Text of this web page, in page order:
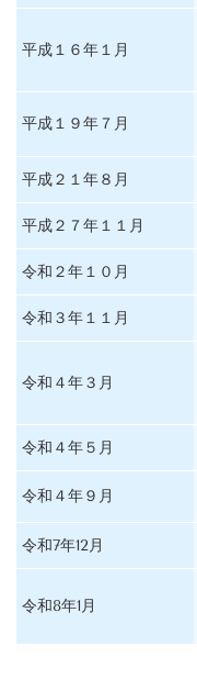
平成１６年１月
平成１９年７月
平成２１年８月
平成２７年１１月
令和２年１０月
令和３年１１月
令和４年３月
令和４年５月
令和４年９月
令和7年12月
令和8年1月